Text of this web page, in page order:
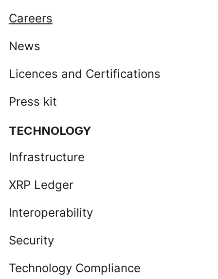
Careers
News
Licences and Certifications
Press kit
TECHNOLOGY
Infrastructure
XRP Ledger
Interoperability
Security
Technology Compliance